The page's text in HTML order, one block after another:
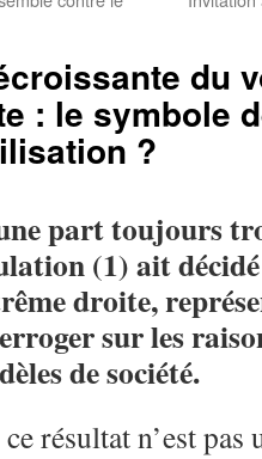
du
: le symbole
?
part toujours
(1) ait
droite,
sur les
de société.
résultat n’est pas